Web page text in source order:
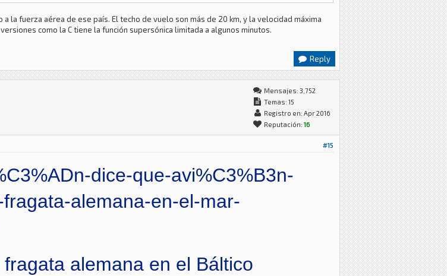
la fuerza aérea de ese país. El techo de vuelo son más de 20 km, y la velocidad máxima
como la C tiene la función supersónica limitada a algunos minutos.
Reply
Mensajes: 3,752
Temas: 15
Registro en: Apr 2016
Reputación: 16
#15
dice-que-avi%C3%B3n-
alemana-en-el-mar-
alemana en el Báltico